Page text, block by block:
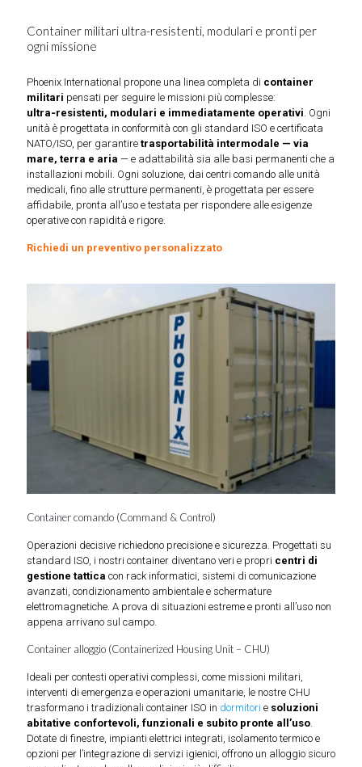
Container militari ultra-resistenti, modulari e pronti per
ogni missione
Phoenix International propone una linea completa di container
militari pensati per seguire le missioni più complesse:
ultra‑resistenti, modulari e immediatamente operativi. Ogni
unità è progettata in conformità con gli standard ISO e certificata
NATO/ISO, per garantire trasportabilità intermodale — via
mare, terra e aria — e adattabilità sia alle basi permanenti che a
installazioni mobili. Ogni soluzione, dai centri comando alle unità
medicali, fino alle strutture permanenti, è progettata per essere
affidabile, pronta all’uso e testata per rispondere alle esigenze
operative con rapidità e rigore.
Richiedi un preventivo personalizzato
Container comando (Command & Control)
Operazioni decisive richiedono precisione e sicurezza. Progettati su
standard ISO, i nostri container diventano veri e propri centri di
gestione tattica con rack informatici, sistemi di comunicazione
avanzati, condizionamento ambientale e schermature
elettromagnetiche. A prova di situazioni estreme e pronti all’uso non
appena arrivano sul campo.
Container alloggio (Containerized Housing Unit – CHU)
Ideali per contesti operativi complessi, come missioni militari,
interventi di emergenza e operazioni umanitarie, le nostre CHU
trasformano i tradizionali container ISO in dormitori e soluzioni
abitative confortevoli, funzionali e subito pronte all’uso
Dotate di finestre, impianti elettrici integrati, isolamento termico e
opzioni per l’integrazione di servizi igienici, offrono un alloggio sicuro